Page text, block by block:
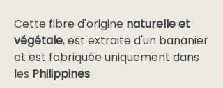
Cette fibre d'origine naturelle et
végétale, est extraite d'un bananier
et est fabriquée uniquement dans
les Philippines